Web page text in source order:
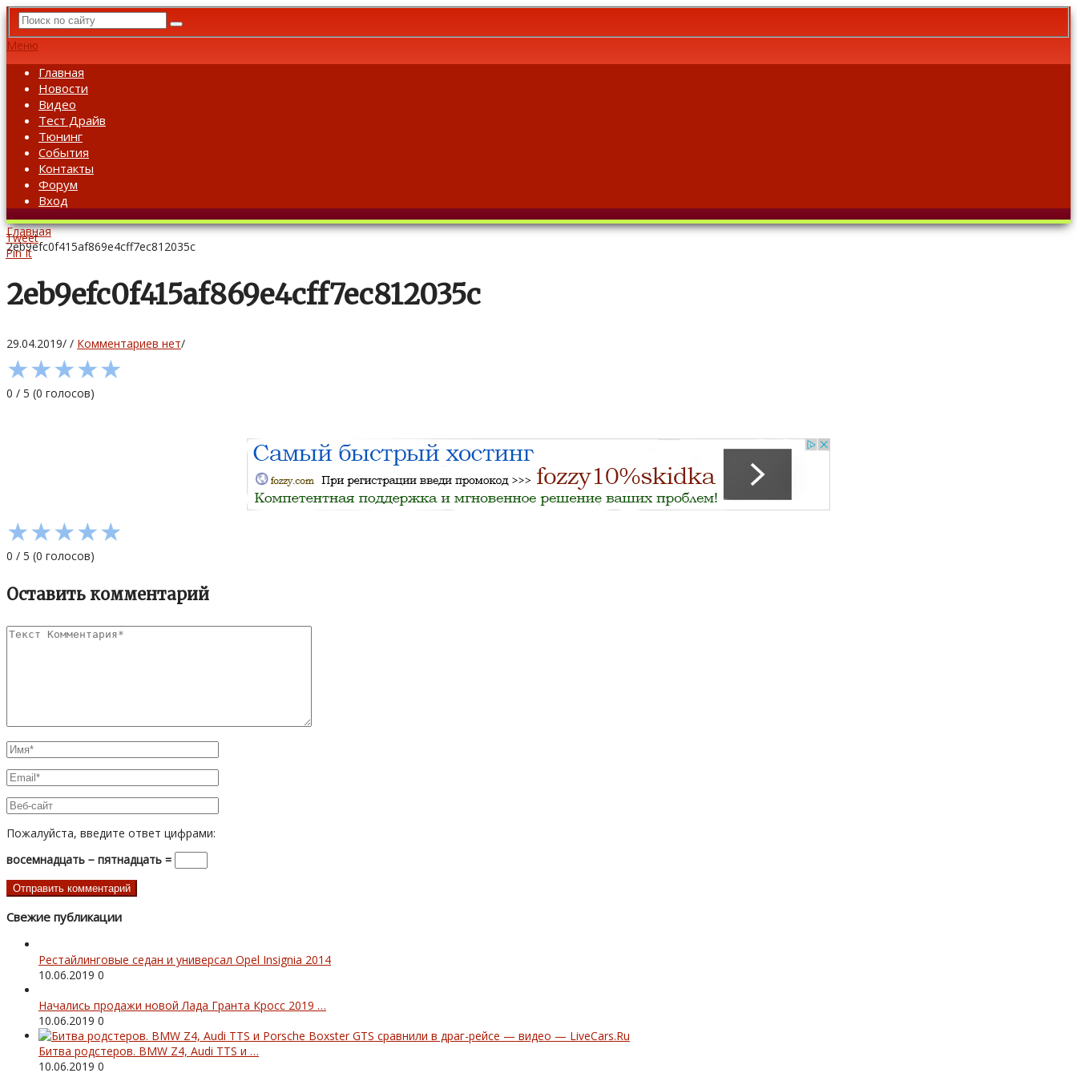
Меню
Главная
Новости
Видео
Тест Драйв
Тюнинг
События
Контакты
Форум
Вход
Главная
2eb9efc0f415af869e4cff7ec812035c
2eb9efc0f415af869e4cff7ec812035c
29.04.2019/ / Комментариев нет/
★★★★★
0 / 5 (0 голосов)
★★★★★
0 / 5 (0 голосов)
Tweet
Pin It
Оставить комментарий
Пожалуйста, введите ответ цифрами:
восемнадцать − пятнадцать =
Свежие публикации
Рестайлинговые седан и универсал Opel Insignia 2014
10.06.2019 0
Начались продажи новой Лада Гранта Кросс 2019 …
10.06.2019 0
Битва родстеров. BMW Z4, Audi TTS и …
10.06.2019 0